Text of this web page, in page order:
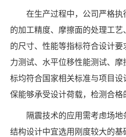
在生产过程中，公司严格
的加工精度、摩擦面的处理工
的尺寸、性能等指标符合设计
力测试、水平位移性能测试、
标均符合国家相关标准与项目
保能够承受设计荷载，检测合
隔震技术的应用需考虑场
结构设计中宜选用刚度较大的